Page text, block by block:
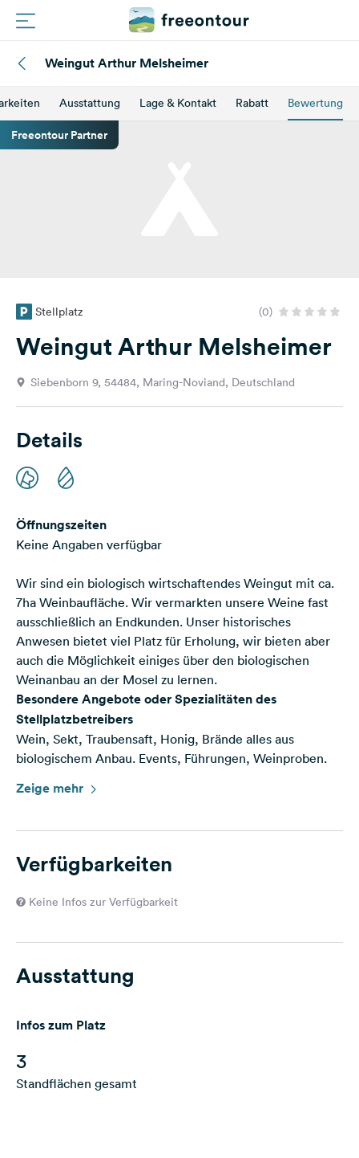
Routen
Plätze
Fragen &
Feedback
Sprache:
Folge
uns
Social
Media
Instagram
Weingut Arthur Melsheimer
Ausstattung Lage & Kontakt Rabatt Bewertung
Freeontour Partner
Stellplatz (0)
Weingut Arthur Melsheimer
Siebenborn 9, 54484, Maring-Noviand, Deutschland
Details
Öffnungszeiten
Keine Angaben verfügbar
Wir sind ein biologisch wirtschaftendes Weingut mit ca.
7ha Weinbaufläche. Wir vermarkten unsere Weine fast
ausschließlich an Endkunden. Unser historisches
Anwesen bietet viel Platz für Erholung, wir bieten aber
auch die Möglichkeit einiges über den biologischen
Weinanbau an der Mosel zu lernen.
Besondere Angebote oder Spezialitäten des
Stellplatzbetreibers
Wein, Sekt, Traubensaft, Honig, Brände alles aus
biologischem Anbau. Events, Führungen, Weinproben.
Zeige mehr
Verfügbarkeiten
Keine Infos zur Verfügbarkeit
Ausstattung
Infos zum Platz
3
Standflächen gesamt